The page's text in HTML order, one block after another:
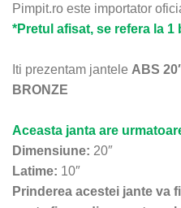
Pimpit.ro este importator
*Pretul afisat, se refera la 1
Iti prezentam jantele ABS
BRONZE
Aceasta janta are
Dimensiune: 20″
Latime: 10″
Prinderea acestei jante va